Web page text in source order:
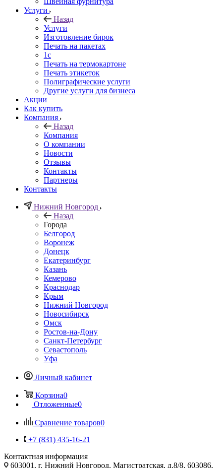
Услуги
Назад
Услуги
Изготовление бирок
Печать на пакетах
1c
Печать на термокартоне
Печать этикеток
Полиграфические услуги
Другие услуги для бизнеса
Акции
Как купить
Компания
Назад
Компания
О компании
Новости
Отзывы
Контакты
Партнеры
Контакты
Нижний Новгород
Назад
Города
Белгород
Воронеж
Донецк
Екатеринбург
Казань
Кемерово
Краснодар
Крым
Нижний Новгород
Новосибирск
Омск
Ростов-на-Дону
Санкт-Петербург
Севастополь
Уфа
Личный кабинет
Корзина0
Отложенные0
Сравнение товаров0
+7 (831) 435-16-21
Контактная информация
603001, г. Нижний Новгород, Магистратская, д.8/8, 603086,